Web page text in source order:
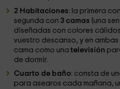
2 Habitaciones: la primera con
segunda con3 camas (una
diseñadas con colores
vuestro descanso, y en
cama como unatelevisión
de dormir.
Cuarto de baño: consta de
para asearos cada mañana,